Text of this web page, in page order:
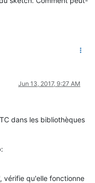
Jun 13, 2017, 9:27 AM
dans les bibliothèques
vérifie qu'elle fonctionne